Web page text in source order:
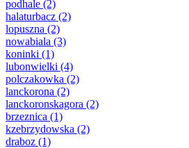
podhale (2)
halaturbacz (2)
lopuszna (2)
nowabiala (3)
koninki (1)
lubonwielki (4)
polczakowka (2)
lanckorona (2)
lanckoronskagora (2)
brzeznica (1)
kzebrzydowska (2)
draboz (1)